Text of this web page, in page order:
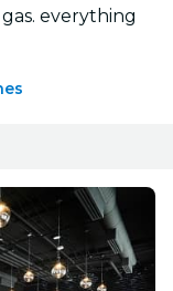
everything